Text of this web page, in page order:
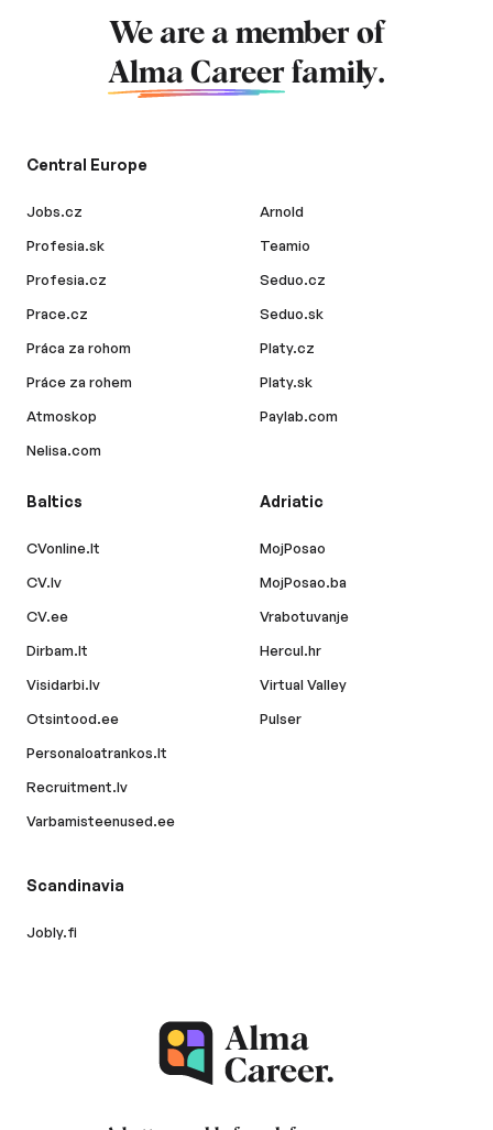
We are a member of
Alma Career family.
Central Europe
Jobs.cz
Profesia.sk
Profesia.cz
Prace.cz
Práca za rohom
Práce za rohem
Atmoskop
Nelisa.com
Arnold
Teamio
Seduo.cz
Seduo.sk
Platy.cz
Platy.sk
Paylab.com
Baltics
CVonline.lt
CV.lv
CV.ee
Dirbam.lt
Visidarbi.lv
Otsintood.ee
Personaloatrankos.lt
Recruitment.lv
Varbamisteenused.ee
Adriatic
MojPosao
MojPosao.ba
Vrabotuvanje
Hercul.hr
Virtual Valley
Pulser
Scandinavia
Jobly.fi